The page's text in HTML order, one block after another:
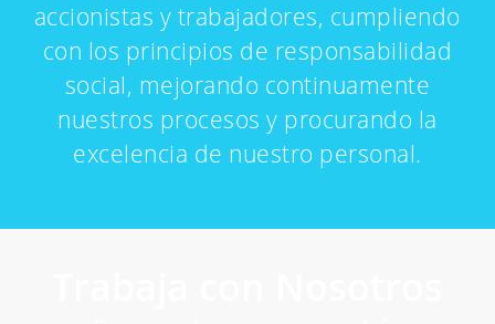
accionistas y trabajadores, cumpliendo
con los principios de responsabilidad
social, mejorando continuamente
nuestros procesos y procurando la
excelencia de nuestro personal.